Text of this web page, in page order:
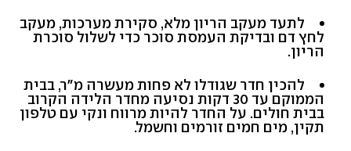
לתעד מעקב הריון מלא, סקירת מערכות, מעקב
לחץ דם ובדיקת העמסת סוכר כדי לשלול סוכרת
הריון.
להכין חדר שגודלו לא פחות מעשרה מ"ר, בבית
הממוקם עד 30 דקות נסיעה מחדר הלידה הקרוב
בבית חולים. על החדר להיות מרווח ונקי עם טלפון
תקין, מים חמים זורמים וחשמל.